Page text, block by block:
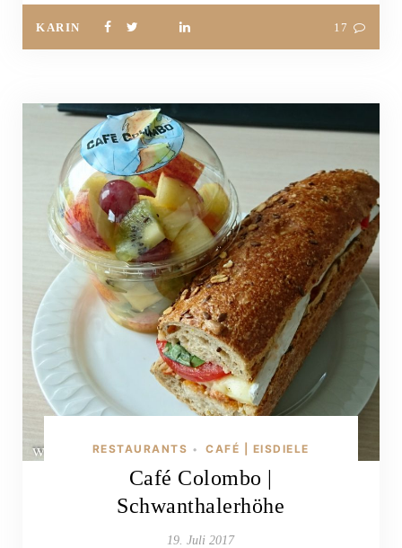
KARIN 17
RESTAURANTS • CAFÉ | EISDIELE
Café Colombo |
Schwanthalerhöhe
19. Juli 2017